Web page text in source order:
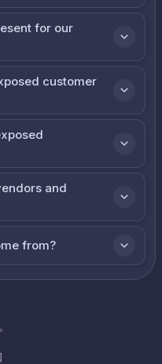
for our
customer
and
from?